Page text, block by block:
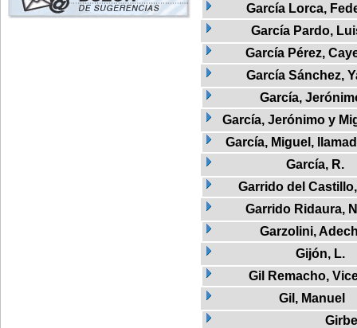
García Lorca,
García Pardo,
García Pérez,
García Sánchez,
García,
García, Jerónimo y
García, Miguel,
García, R.
Garrido del
Garrido Ridaura,
Garzolini,
Gijón, L.
Gil Remacho,
Gil, Manuel